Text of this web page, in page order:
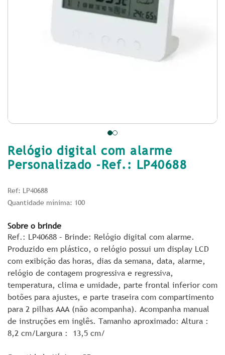
Relógio digital com alarme
Personalizado -Ref.: LP40688
Ref: LP40688
Quantidade mínima: 100
Sobre o brinde
Ref.: LP40688 – Brinde: Relógio digital com alarme.
Produzido em plástico, o relógio possui um display LCD
com exibição das horas, dias da semana, data, alarme,
relógio de contagem progressiva e regressiva,
temperatura, clima e umidade, parte frontal inferior com
botões para ajustes, e parte traseira com compartimento
para 2 pilhas AAA (não acompanha). Acompanha manual
de instruções em inglês. Tamanho aproximado: Altura :
8,2 cm/Largura : 13,5 cm/